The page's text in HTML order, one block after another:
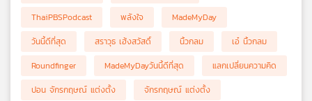
ThaiPBSPodcast
พลังใจ
MadeMyDay
วันนี้ดีที่สุด
สราวุธ เฮ้งสวัสดิ์ นิ้วกลม
เอ๋ นิ้วกลม
Roundfinger
MadeMyDayวันนี้ดีที่สุด
แลกเปลี่ยนความคิด
ปอน จักรกฤษณ์ แต่งตั้ง
จักรกฤษณ์ แต่งตั้ง